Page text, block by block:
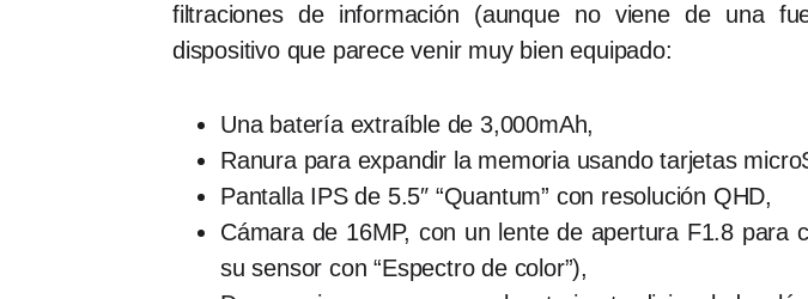
filtraciones de información (aunque no viene de una
dispositivo que parece venir muy bien equipado:
Una batería extraíble de 3,000mAh,
Ranura para expandir la memoria usando tarjetas
Pantalla IPS de 5.5″ “Quantum” con resolución QHD,
Cámara de 16MP, con un lente de apertura F1.8 para
su sensor con “Espectro de color”),